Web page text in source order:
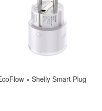
× Shelly Smart Plug